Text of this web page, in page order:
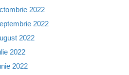
2022
2022
2022
2022
2022